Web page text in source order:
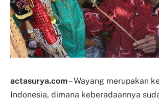
actasurya.com– Wayang merupakan
Indonesia, dimana keberadaannya